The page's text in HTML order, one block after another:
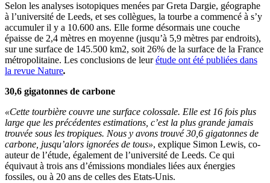
Selon les analyses isotopiques menées par Greta Dargie, géographe
à l’université de Leeds, et ses collègues, la tourbe a commencé à s’y
accumuler il y a 10.600 ans. Elle forme désormais une couche
épaisse de 2,4 mètres en moyenne (jusqu’à 5,9 mètres par endroits),
sur une surface de 145.500 km2, soit 26% de la surface de la France
métropolitaine. Les conclusions de leurétude ont été publiées dans
la revue Nature.
30,6 gigatonnes de carbone
«Cette tourbière couvre une surface colossale. Elle est 16 fois plus
large que les précédentes estimations, c’est la plus grande jamais
trouvée sous les tropiques. Nous y avons trouvé 30,6 gigatonnes de
carbone, jusqu’alors ignorées de tous», explique Simon Lewis, co-
auteur de l’étude, également de l’université de Leeds. Ce qui
équivaut à trois ans d’émissions mondiales liées aux énergies
fossiles, ou à 20 ans de celles des Etats-Unis.